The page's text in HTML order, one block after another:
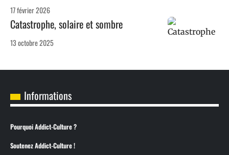
17 février 2026
Catastrophe, solaire et sombre
13 octobre 2025
Informations
Pourquoi Addict-Culture ?
Soutenez Addict-Culture !